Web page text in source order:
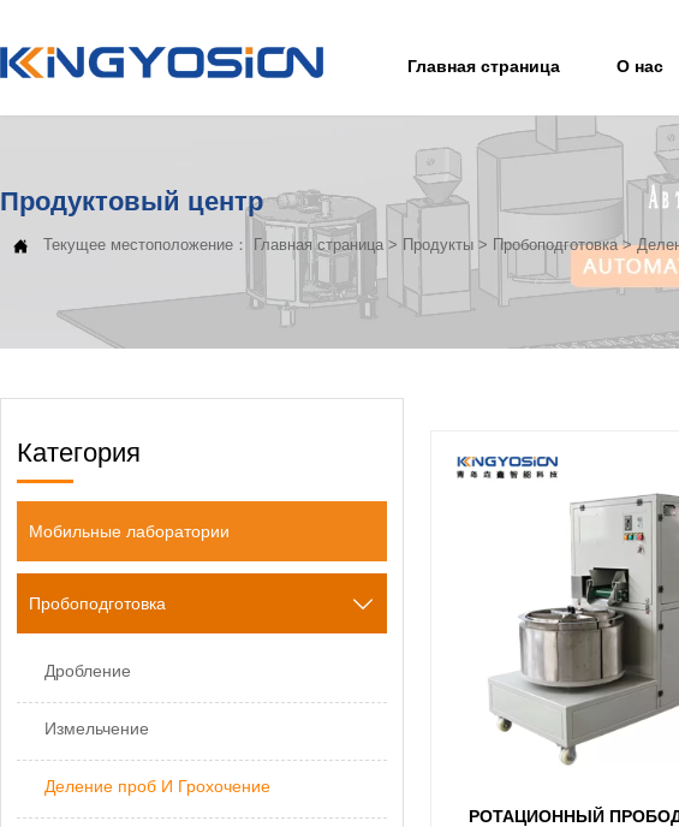
Главная страница О нас
Продуктовый центр
 Текущее местоположение： Главная страница > Продукты > Пробоподготовка>
Категория
Мобильные лаборатории
Пробоподготовка 
Дробление
Измельчение
Деление проб И Грохочение
РОТАЦИОННЫЙ